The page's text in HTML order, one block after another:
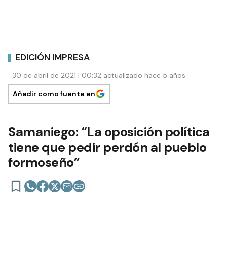
EDICIÓN IMPRESA
30 de abril de 2021 | 00:32 actualizado hace 5 años
Añadir como fuente en
Samaniego: “La oposición política
tiene que pedir perdón al pueblo
formoseño”